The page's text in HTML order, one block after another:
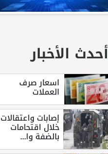
أحدث الأخبار
اسعار صرف
العملات
إصابات واعتقالات
خلال اقتحامات
بالضفة وا...